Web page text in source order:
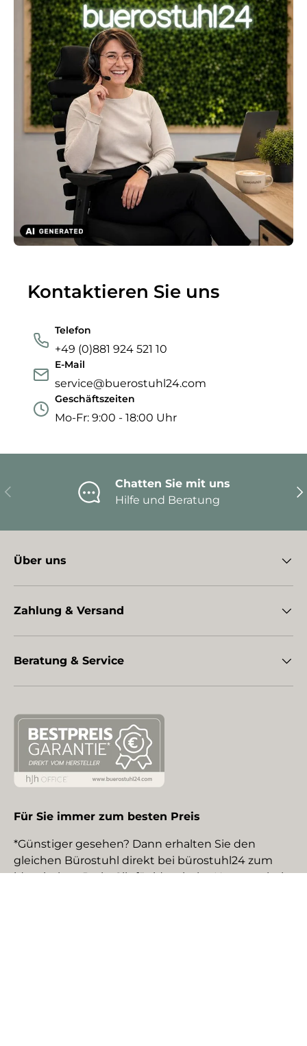
Kontaktieren Sie uns
Telefon
+49 (0)881 924 521 10
E-Mail
service@buerostuhl24.com
Geschäftszeiten
Mo-Fr: 9:00 - 18:00 Uhr
Vorherige
Chatten Sie mit uns
Hilfe und Beratung
Über uns
Zahlung & Versand
Beratung & Service
Für Sie immer zum besten Preis
*Günstiger gesehen? Dann erhalten Sie den
gleichen Bürostuhl direkt bei bürostuhl24 zum
identischen Preis. Gilt für identische Neuware bei